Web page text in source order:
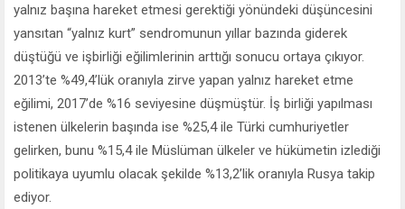
yalnız başına hareket etmesi gerektiği yönündeki düşüncesini
yansıtan “yalnız kurt” sendromunun yıllar bazında giderek
düştüğü ve işbirliği eğilimlerinin arttığı sonucu ortaya çıkıyor.
2013’te %49,4’lük oranıyla zirve yapan yalnız hareket etme
eğilimi, 2017’de %16 seviyesine düşmüştür. İş birliği yapılması
istenen ülkelerin başında ise %25,4 ile Türki cumhuriyetler
gelirken, bunu %15,4 ile Müslüman ülkeler ve hükümetin izlediği
politikaya uyumlu olacak şekilde %13,2’lik oranıyla Rusya takip
ediyor.